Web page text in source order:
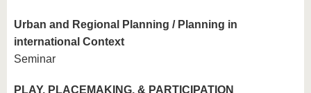
Urban and Regional Planning / Planning in
international Context
Seminar
PLAY, PLACEMAKING, & PARTICIPATION